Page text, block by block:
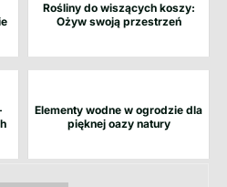
Rośliny do wiszących koszy:
Ożyw swoją przestrzeń
Elementy wodne w ogrodzie dla
pięknej oazy natury